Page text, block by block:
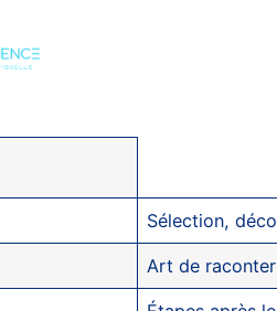
Sélection,
Art de